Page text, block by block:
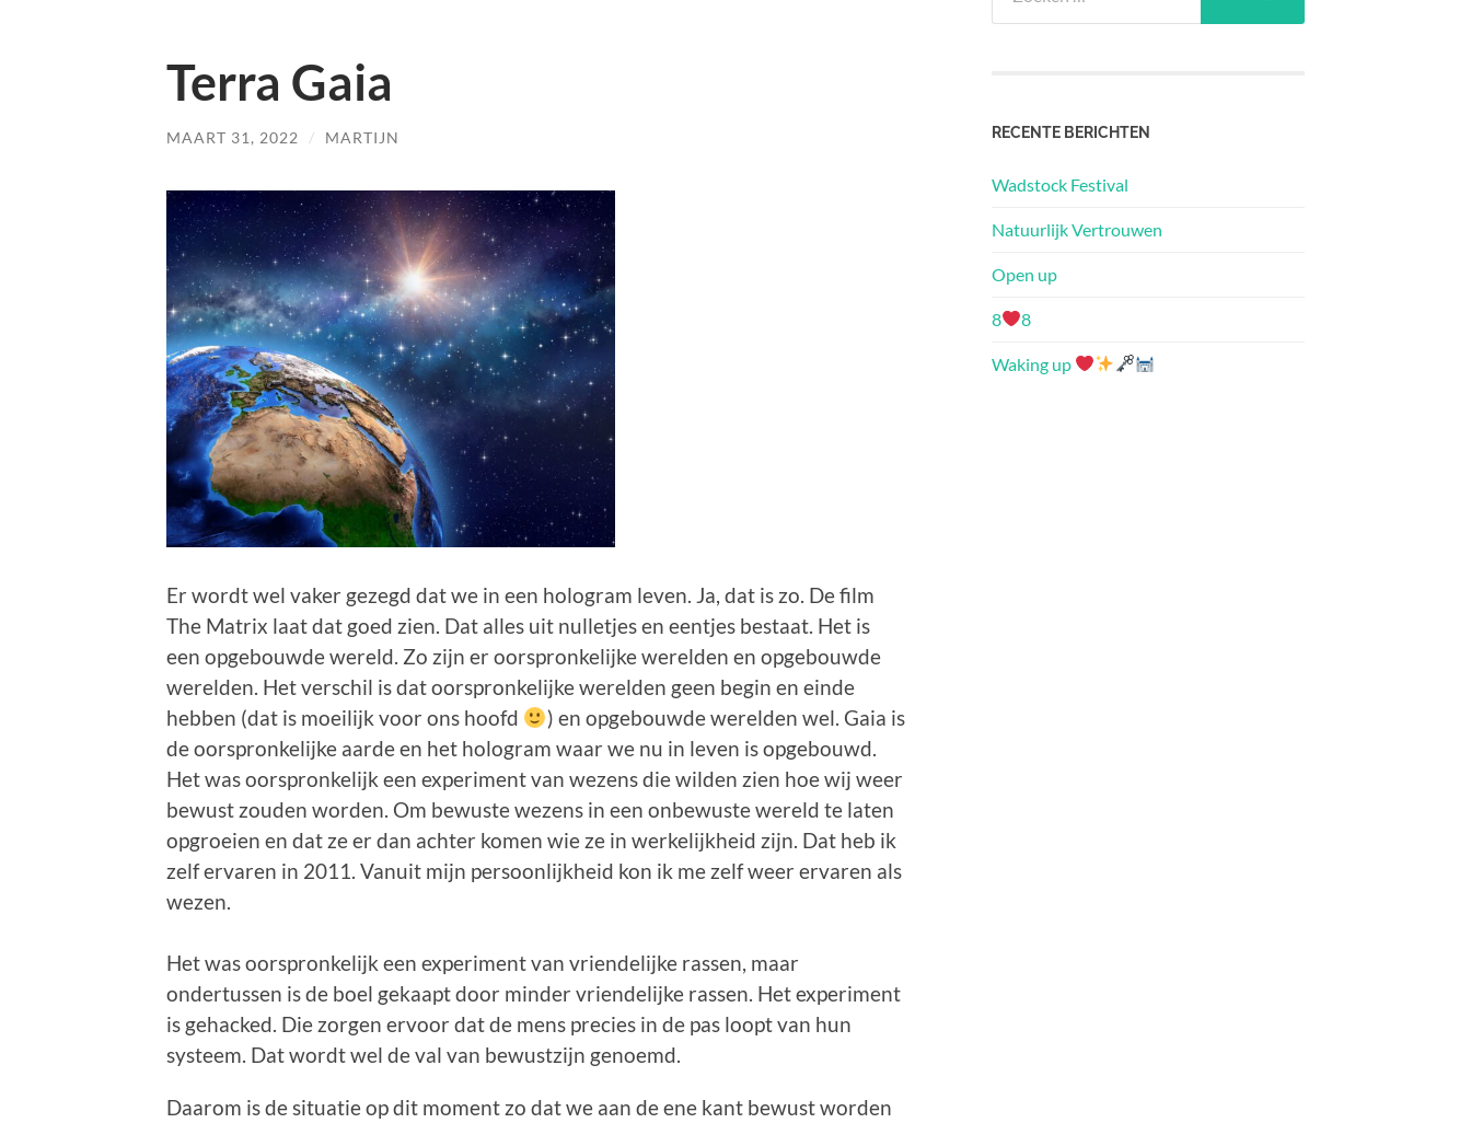
Terra Gaia
MAART 31, 2022 / MARTIJN
Er wordt wel vaker gezegd dat we in een hologram leven. Ja, dat is zo. De film
The Matrix laat dat goed zien. Dat alles uit nulletjes en eentjes bestaat. Het is
een opgebouwde wereld. Zo zijn er oorspronkelijke werelden en opgebouwde
werelden. Het verschil is dat oorspronkelijke werelden geen begin en einde
hebben (dat is moeilijk voor ons hoofd
) en opgebouwde werelden wel. Gaia is
de oorspronkelijke aarde en het hologram waar we nu in leven is opgebouwd.
Het was oorspronkelijk een experiment van wezens die wilden zien hoe wij weer
bewust zouden worden. Om bewuste wezens in een onbewuste wereld te laten
opgroeien en dat ze er dan achter komen wie ze in werkelijkheid zijn. Dat heb ik
zelf ervaren in 2011. Vanuit mijn persoonlijkheid kon ik me zelf weer ervaren als
wezen.
Het was oorspronkelijk een experiment van vriendelijke rassen, maar
ondertussen is de boel gekaapt door minder vriendelijke rassen. Het experiment
is gehacked. Die zorgen ervoor dat de mens precies in de pas loopt van hun
systeem. Dat wordt wel de val van bewustzijn genoemd.
Daarom is de situatie op dit moment zo dat we aan de ene kant bewust worden
RECENTE BERICHTEN
Wadstock Festival
Natuurlijk Vertrouwen
Open up
8 8
Waking up